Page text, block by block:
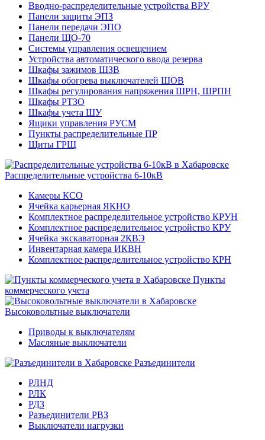
Вводно-распределительные устройства ВРУ
Панели защиты ЭПЗ
Панели передачи ЭПО
Панели ЩО-70
Системы управления освещением
Устройства автоматического ввода резерва
Шкафы зажимов ШЗВ
Шкафы обогрева выключателей ШОВ
Шкафы регулирования напряжения ШРН, ШРПН
Шкафы РТЗО
Шкафы учета ШУ
Ящики управления РУСМ
Пункты распределительные ПР
Щиты ГРЩ
Распределительные устройства 6-10кВ
Камеры КСО
Ячейка карьерная ЯКНО
Комплектное распределительное устройство КРУН
Комплектное распределительное устройство КРУ
Ячейка экскаваторная 2КВЭ
Инвентарная камера ИКВН
Комплектное распределительное устройство КРН
Пункты
коммерческого учета
Высоковольтные выключатели
Приводы к выключателям
Масляные выключатели
Разъединители
РЛНД
РЛК
РДЗ
Разъединители РВЗ
Выключатели нагрузки